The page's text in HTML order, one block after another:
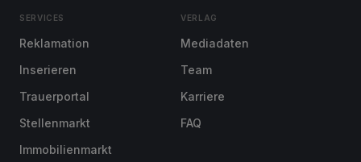
SERVICES
Reklamation
Inserieren
Trauerportal
Stellenmarkt
Immobilienmarkt
VERLAG
Mediadaten
Team
Karriere
FAQ